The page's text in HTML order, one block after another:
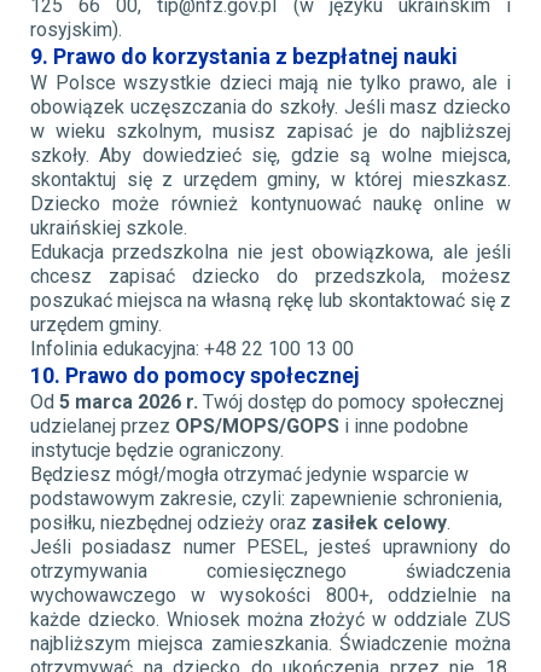
125 66 00, tip@nfz.gov.pl (w języku ukraińskim i
rosyjskim).
9. Prawo do korzystania z bezpłatnej nauki
W Polsce wszystkie dzieci mają nie tylko prawo, ale i
obowiązek uczęszczania do szkoły. Jeśli masz dziecko
w wieku szkolnym, musisz zapisać je do najbliższej
szkoły. Aby dowiedzieć się, gdzie są wolne miejsca,
skontaktuj się z urzędem gminy, w której mieszkasz.
Dziecko może również kontynuować naukę online w
ukraińskiej szkole.
Edukacja przedszkolna nie jest obowiązkowa, ale jeśli
chcesz zapisać dziecko do przedszkola, możesz
poszukać miejsca na własną rękę lub skontaktować się z
urzędem gminy.
Infolinia edukacyjna: +48 22 100 13 00
10. Prawo do pomocy społecznej
Od 5 marca 2026 r. Twój dostęp do pomocy społecznej
udzielanej przez OPS/MOPS/GOPS i inne podobne
instytucje będzie ograniczony.
Będziesz mógł/mogła otrzymać jedynie wsparcie w
podstawowym zakresie, czyli: zapewnienie schronienia,
posiłku, niezbędnej odzieży oraz zasiłek celowy.
Jeśli posiadasz numer PESEL, jesteś uprawniony do
otrzymywania comiesięcznego świadczenia
wychowawczego w wysokości 800+, oddzielnie na
każde dziecko. Wniosek można złożyć w oddziale ZUS
najbliższym miejsca zamieszkania. Świadczenie można